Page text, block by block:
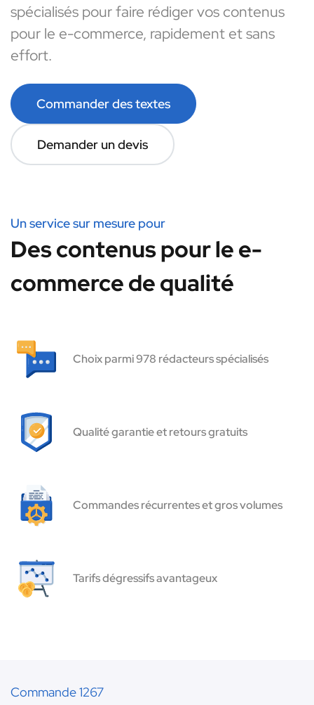
spécialisés pour faire rédiger vos contenus
pour le e-commerce, rapidement et sans
effort.
Commander des textes
Demander un devis
Un service sur mesure pour
Des contenus pour le e-
commerce de qualité
Choix parmi 978 rédacteurs spécialisés
Qualité garantie et retours gratuits
Commandes récurrentes et gros volumes
Tarifs dégressifs avantageux
Commande 1267